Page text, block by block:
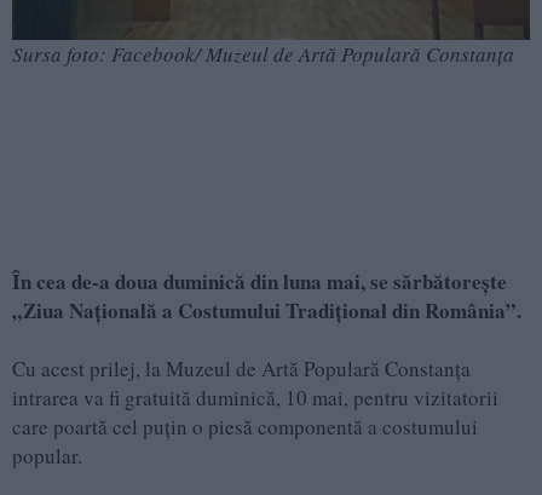
Sursa foto: Facebook/ Muzeul de Artă Populară Constanța
În cea de-a doua duminică din luna mai, se sărbătorește
„Ziua Națională a Costumului Tradiţional din România”.
Cu acest prilej, la Muzeul de Artă Populară Constanța
intrarea va fi gratuită duminică, 10 mai, pentru vizitatorii
care poartă cel puțin o piesă componentă a costumului
popular.